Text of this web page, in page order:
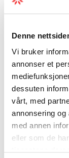
Denne
Vi bruker
annonser et
dessuten
vårt, med
annonsering
med annen
eller som de